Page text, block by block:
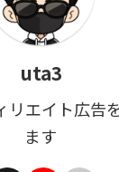
uta3
リエイト広告
ます